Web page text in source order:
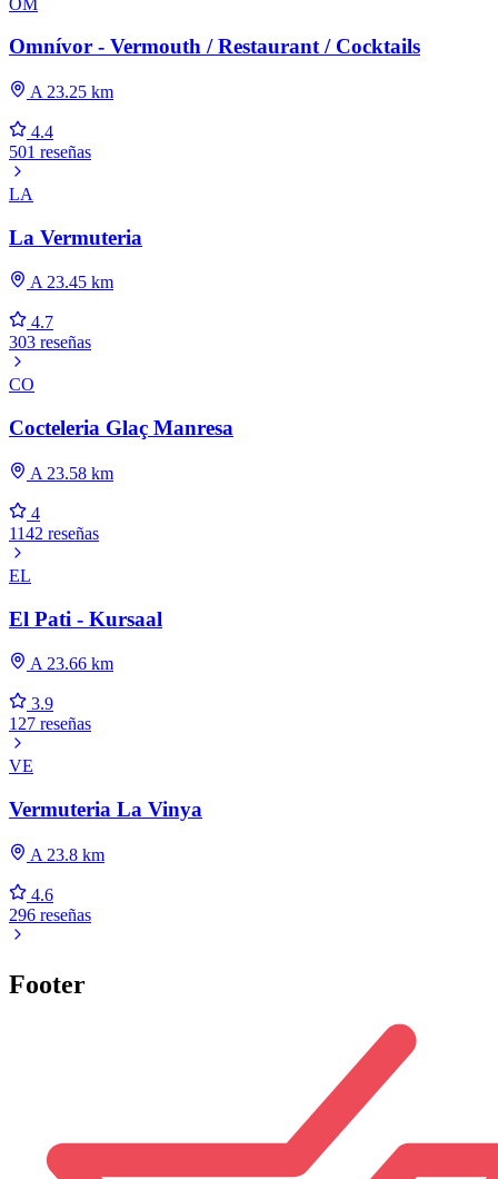
Omnívor - Vermouth / Restaurant / Cocktails
A 23.25 km
4.4
501 reseñas
LA
La Vermuteria
A 23.45 km
4.7
303 reseñas
CO
Cocteleria Glaç Manresa
A 23.58 km
4
1142 reseñas
EL
El Pati - Kursaal
A 23.66 km
3.9
127 reseñas
VE
Vermuteria La Vinya
A 23.8 km
4.6
296 reseñas
Footer